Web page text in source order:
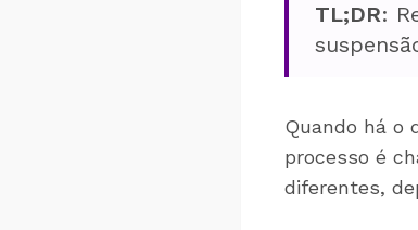
TL;DR:
Quando há o
processo é
diferentes,